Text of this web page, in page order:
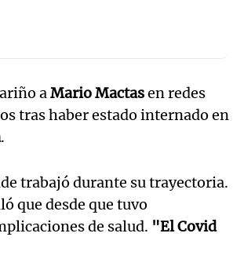
aMario Mactasen redes
tras haber estado internado en
.
trabajó durante su trayectoria.
que desde que tuvo
de salud. "El Covid
Notas
en Cadena 3
Notas
El huracán de Arequito